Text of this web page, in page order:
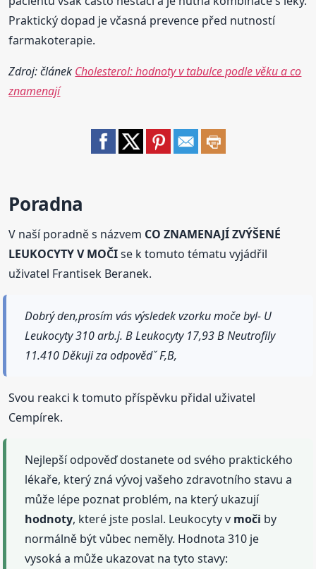
Praktický dopad je včasná prevence před nutností
farmakoterapie.
Zdroj: článek Cholesterol: hodnoty v tabulce podle věku a co
znamenají
Poradna
V naší poradně s názvem CO ZNAMENAJÍ ZVÝŠENÉ
LEUKOCYTY V MOČIse k tomuto tématu vyjádřil
uživatel Frantisek Beranek.
Dobrý den,prosím vás výsledek vzorku moče byl- U
Leukocyty 310 arb.j. B Leukocyty 17,93 B Neutrofily
11.410 Děkuji za odpovědˇ F,B,
Svou reakci k tomuto příspěvku přidal uživatel
Cempírek.
Nejlepší odpověď dostanete od svého praktického
lékaře, který zná vývoj vašeho zdravotního stavu a
může lépe poznat problém, na který ukazují
hodnoty, které jste poslal. Leukocyty v moči by
normálně být vůbec neměly. Hodnota 310 je
vysoká a může ukazovat na tyto stavy: